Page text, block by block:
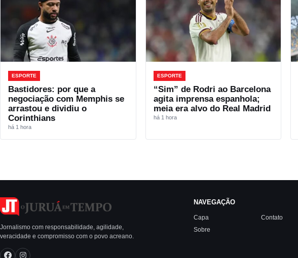
ESPORTE
Bastidores: por que a
negociação com Memphis se
arrastou e dividiu o
Corinthians
há 1 hora
ESPORTE
“Sim” de Rodri ao Barcelona
agita imprensa espanhola;
meia era alvo do Real Madrid
há 1 hora
Jornalismo com responsabilidade, agilidade,
veracidade e compromisso com o povo acreano.
NAVEGAÇÃO
Capa
Sobre
Contato